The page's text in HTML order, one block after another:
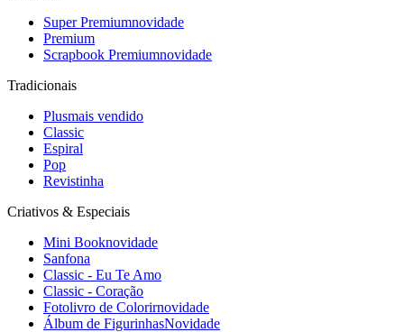
Super Premiumnovidade
Premium
Scrapbook Premiumnovidade
Tradicionais
Plusmais vendido
Classic
Espiral
Pop
Revistinha
Criativos & Especiais
Mini Booknovidade
Sanfona
Classic - Eu Te Amo
Classic - Coração
Fotolivro de Colorirnovidade
Álbum de FigurinhasNovidade